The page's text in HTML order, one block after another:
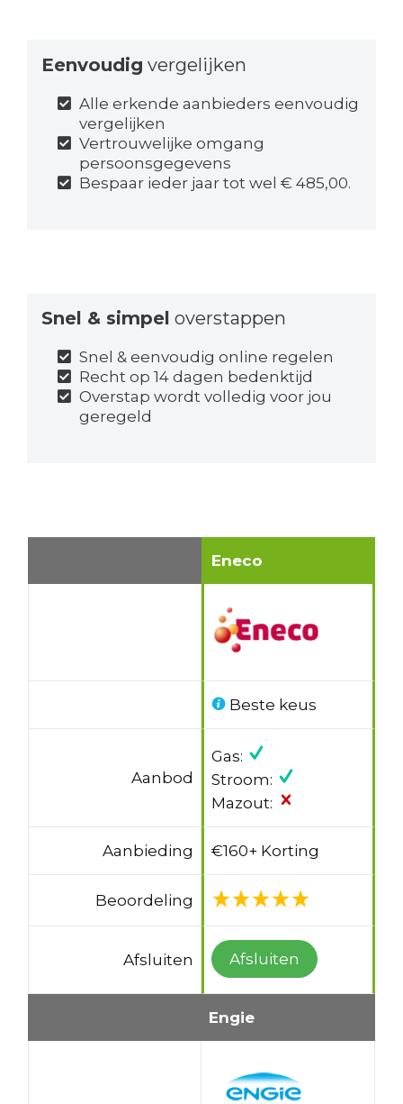
Eenvoudig vergelijken
Alle erkende aanbieders eenvoudig
vergelijken
Vertrouwelijke omgang
persoonsgegevens
Bespaar ieder jaar tot wel € 485,00.
Snel & simpel overstappen
Snel & eenvoudig online regelen
Recht op 14 dagen bedenktijd
Overstap wordt volledig voor jou
geregeld
Eneco
Beste keus
Aanbod
Gas:
Stroom:
Mazout:
Aanbieding €160+ Korting
Beoordeling
Afsluiten Afsluiten
Engie